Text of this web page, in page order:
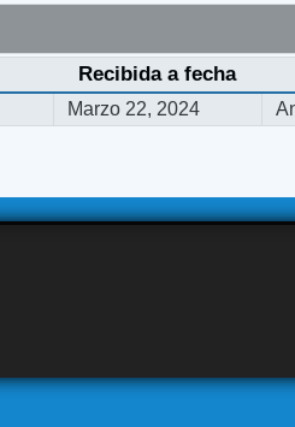
Recibida a fecha
Marzo 22, 2024